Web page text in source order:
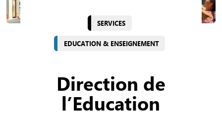
SERVICES
EDUCATION & ENSEIGNEMENT
Direction de
l’Education